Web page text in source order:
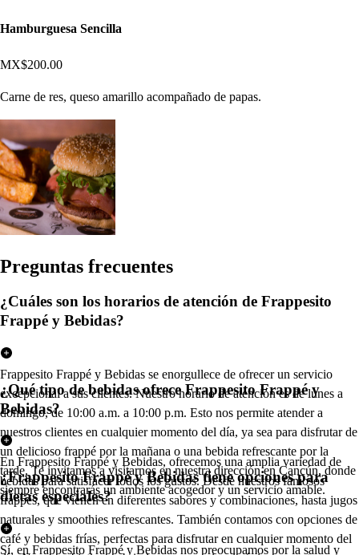
Hamburguesa Sencilla
MX$200.00
Carne de res, queso amarillo acompañado de papas.
Preguntas frecuentes
¿Cuáles son los horarios de atención de Frappesito
Frappé y Bebidas?
Frappesito Frappé y Bebidas se enorgullece de ofrecer un servicio
excepcional a sus clientes. Nuestro horario de atención es de lunes a
domingo, de 10:00 a.m. a 10:00 p.m. Esto nos permite atender a
nuestros clientes en cualquier momento del día, ya sea para disfrutar de
un delicioso frappé por la mañana o una bebida refrescante por la
tarde. Te invitamos a visitarnos en nuestra dirección en Cancún, donde
siempre encontrarás un ambiente acogedor y un servicio amable.
¿Qué tipo de bebidas ofrece Frappesito Frappé y
Bebidas?
En Frappesito Frappé y Bebidas, ofrecemos una amplia variedad de
bebidas para satisfacer todos los gustos. Desde nuestros famosos
frappés, que vienen en diferentes sabores y combinaciones, hasta jugos
naturales y smoothies refrescantes. También contamos con opciones de
café y bebidas frías, perfectas para disfrutar en cualquier momento del
¿Frappesito Frappé y Bebidas tiene opciones para
dietas especiales?
Sí, en Frappesito Frappé y Bebidas nos preocupamos por la salud y